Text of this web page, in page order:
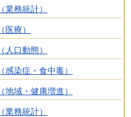
務統計）
療）
口動態）
染症・食中毒）
域・健康増進）
務統計）